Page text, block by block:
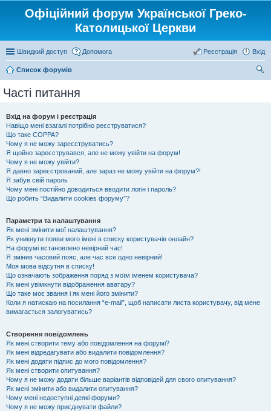
Офіційний форум Української Греко-
Католицької Церкви
Швидкий доступ Допомога Вхід
Реєстрація
Список форумів
Часті питання
Вхід на форум і реєстрація
Навіщо мені взагалі потрібно реєструватися?
Що таке COPPA?
Чому я не можу зареєструватись?
Я щойно зареєструвався, але не можу увійти на форум!
Чому я не можу увійти?
Я давно зареєстрований, але зараз не можу увійти на форум?!
Я забув свій пароль
Чому мені постійно доводиться вводити логін і пароль?
Що робить “Видалити cookies форуму”?
Параметри та налаштування
Як мені змінити мої налаштування?
Як уникнути появи мого імені в списку користувачів онлайн?
На форумі встановлено невірний час!
Я змінив часовий пояс, але час все одно невірний!
Моя мова відсутня в списку!
Що означають зображення поряд з моїм іменем користувача?
Як мені увімкнути відображення аватару?
Що таке моє звання і як мені його змінити?
Коли я натискаю на посилання “e-mail”, щоб написати листа користувачу, від мене
вимагається залогуватись?
Створення повідомлень
Як мені створити тему або повідомлення на форумі?
Як мені відредагувати або видалити повідомлення?
Як мені додати підпис до мого повідомлення?
Як мені створити опитування?
Чому я не можу додати більше варіантів відповідей для свого опитування?
Як мені змінити або видалити опитування?
Чому мені недоступні деякі форуми?
Чому я не можу приєднувати файли?